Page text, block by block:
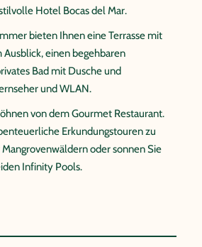
Hotel Bocas del Mar.
bieten Ihnen eine Terrasse mit
einen begehbaren
Bad mit Dusche und
und WLAN.
von dem Gourmet Restaurant.
Erkundungstouren zu
oder sonnen Sie
Infinity Pools.